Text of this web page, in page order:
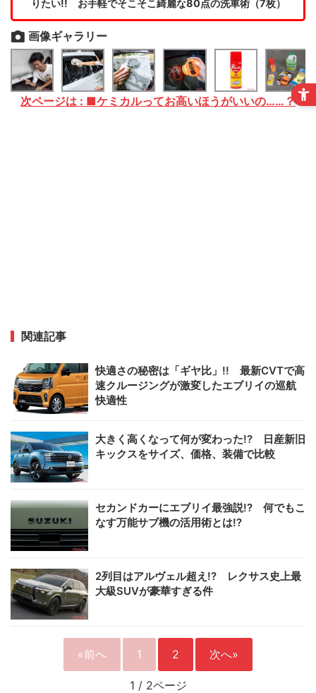
りたい!! お手軽でそこそこ綺麗な80点の洗車術（7枚）
画像ギャラリー
次ページは : ■ケミカルってお高いほうがいいの……？
関連記事
快適さの秘密は「ギヤ比」!! 最新CVTで高
速クルージングが激変したエブリイの巡航
快適性
大きく高くなって何が変わった!? 日産新旧
キックスをサイズ、価格、装備で比較
セカンドカーにエブリイ最強説!? 何でもこ
なす万能サブ機の活用術とは!?
2列目はアルヴェル超え!? レクサス史上最
大級SUVが豪華すぎる件
«前へ 1 2 次へ»
1 / 2ページ